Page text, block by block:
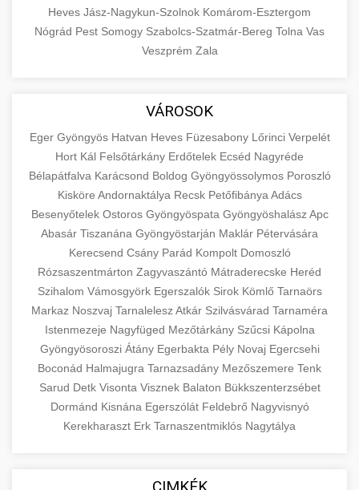
Heves Jász-Nagykun-Szolnok Komárom-Esztergom
Nógrád Pest Somogy Szabolcs-Szatmár-Bereg Tolna Vas
Veszprém Zala
VÁROSOK
Eger Gyöngyös Hatvan Heves Füzesabony Lőrinci Verpelét
Hort Kál Felsőtárkány Erdőtelek Ecséd Nagyréde
Bélapátfalva Karácsond Boldog Gyöngyössolymos Poroszló
Kisköre Andornaktálya Recsk Petőfibánya Adács
Besenyőtelek Ostoros Gyöngyöspata Gyöngyöshalász Apc
Abasár Tiszanána Gyöngyöstarján Maklár Pétervására
Kerecsend Csány Parád Kompolt Domoszló
Rózsaszentmárton Zagyvaszántó Mátraderecske Heréd
Szihalom Vámosgyörk Egerszalók Sirok Kömlő Tarnaörs
Markaz Noszvaj Tarnalelesz Atkár Szilvásvárad Tarnaméra
Istenmezeje Nagyfüged Mezőtárkány Szűcsi Kápolna
Gyöngyösoroszi Átány Egerbakta Pély Novaj Egercsehi
Boconád Halmajugra Tarnazsadány Mezőszemere Tenk
Sarud Detk Visonta Visznek Balaton Bükkszenterzsébet
Dormánd Kisnána Egerszólát Feldebrő Nagyvisnyó
Kerekharaszt Erk Tarnaszentmiklós Nagytálya
CIMKÉK